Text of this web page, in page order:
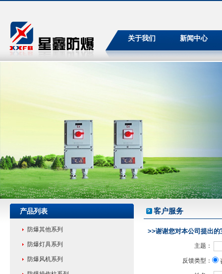
关于我们 新闻中心
产品列表
防爆其他系列
防爆灯具系列
防爆风机系列
客户服务
>>谢谢您对本公司提出
主题：
反馈类型：